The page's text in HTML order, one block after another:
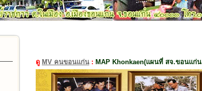
ดู MV คนขอนแก่น : MAP Khonkaen(แผนที่ สจ.ขอนแก่น